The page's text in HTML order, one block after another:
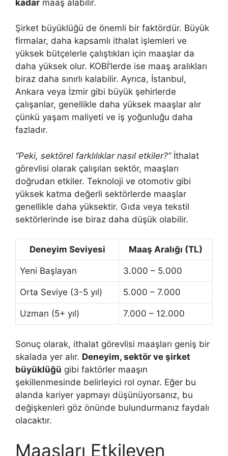
kadar maaş alabilir.
Şirket büyüklüğü de önemli bir faktördür. Büyük
firmalar, daha kapsamlı ithalat işlemleri ve
yüksek bütçelerle çalıştıkları için maaşlar da
daha yüksek olur. KOBİ’lerde ise maaş aralıkları
biraz daha sınırlı kalabilir. Ayrıca, İstanbul,
Ankara veya İzmir gibi büyük şehirlerde
çalışanlar, genellikle daha yüksek maaşlar alır
çünkü yaşam maliyeti ve iş yoğunluğu daha
fazladır.
“Peki, sektörel farklılıklar nasıl etkiler?”İthalat
görevlisi olarak çalışılan sektör, maaşları
doğrudan etkiler. Teknoloji ve otomotiv gibi
yüksek katma değerli sektörlerde maaşlar
genellikle daha yüksektir. Gıda veya tekstil
sektörlerinde ise biraz daha düşük olabilir.
Deneyim Seviyesi Maaş Aralığı (TL)
Yeni Başlayan 3.000 – 5.000
Orta Seviye (3-5 yıl) 5.000 – 7.000
Uzman (5+ yıl) 7.000 – 12.000
Sonuç olarak, ithalat görevlisi maaşları geniş bir
skalada yer alır. Deneyim, sektör ve şirket
büyüklüğü gibi faktörler maaşın
şekillenmesinde belirleyici rol oynar. Eğer bu
alanda kariyer yapmayı düşünüyorsanız, bu
değişkenleri göz önünde bulundurmanız faydalı
olacaktır.
Maaşları Etkileyen